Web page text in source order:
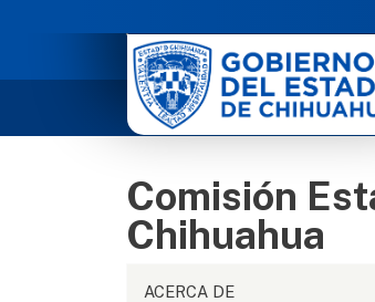
Comisión
Chihuahua
ACERCA DE